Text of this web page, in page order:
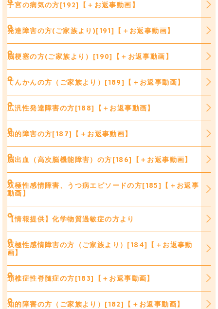
子宮の病気の方[192]【＋お返事動画】
発達障害の方(ご家族より)[191]【＋お返事動画】
脳梗塞の方(ご家族より）[190]【＋お返事動画】
てんかんの方（ご家族より）[189]【＋お返事動画】
広汎性発達障害の方[188]【＋お返事動画】
知的障害の方[187]【＋お返事動画】
脳出血（高次脳機能障害）の方[186]【＋お返事動画】
双極性感情障害、うつ病エピソードの方[185]【＋お返事
動画】
【情報提供】化学物質過敏症の方より
双極性感情障害の方（ご家族より）[184]【＋お返事動
画】
頚椎症性脊髄症の方[183]【＋お返事動画】
知的障害の方（ご家族より）[182]【＋お返事動画】